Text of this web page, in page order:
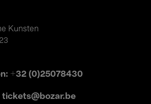
Kunsten
+32 (0)25078430
tickets@bozar.be